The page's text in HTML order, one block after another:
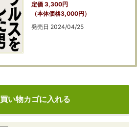
定価 3,300円
（本体価格3,000円）
発売日 2024/04/25
買い物カゴに入れる